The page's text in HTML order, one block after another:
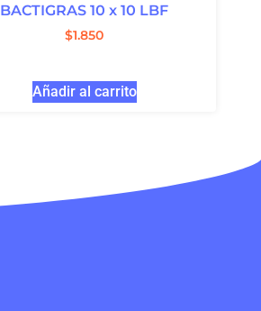
BACTIGRAS 10 x 10 LBF
$1.850
Añadir al carrito